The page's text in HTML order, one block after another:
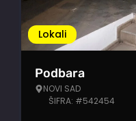
Lokali
Podbara
NOVI SAD
ŠIFRA: #542454